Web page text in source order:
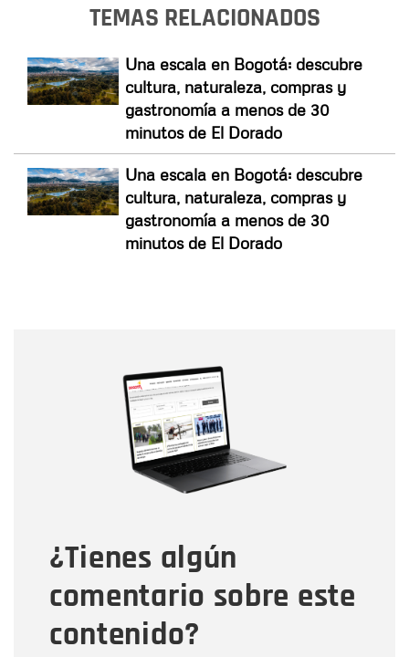
TEMAS RELACIONADOS
Una escala en Bogotá: descubre
cultura, naturaleza, compras y
gastronomía a menos de 30
minutos de El Dorado
Una escala en Bogotá: descubre
cultura, naturaleza, compras y
gastronomía a menos de 30
minutos de El Dorado
¿Tienes algún
comentario sobre este
contenido?
Correo electrónico
Tipo de comentario
Mensaje